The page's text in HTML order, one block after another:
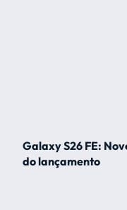
Galaxy S26 FE:
do lançamento